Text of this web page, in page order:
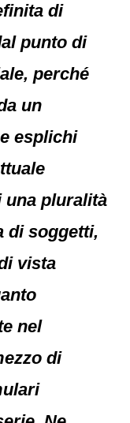
di
punto di
perché
un
esplichi
una pluralità
di soggetti,
vista
nel
di